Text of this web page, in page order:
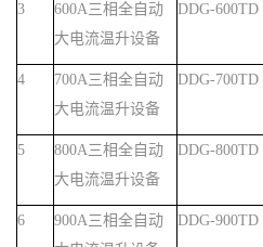
3 600A三相全自动
大电流温升设备
DDG-600TD
4 700A三相全自动
大电流温升设备
DDG-700TD
5 800A三相全自动
大电流温升设备
DDG-800TD
6 900A三相全自动
DDG-900TD